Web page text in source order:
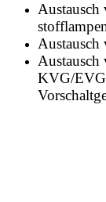
KVG/EVG